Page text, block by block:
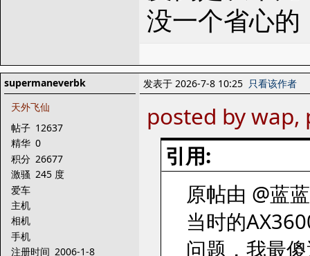
没一个省心
supermaneverbk
天外飞仙
帖子 12637
精华 0
积分 26677
激骚 245 度
爱车
主机
相机
手机
注册时间 2006-1-8
发表于 2026-7-8 10:25 只看该作者
posted by
引用:
原帖由 @蓝
当时的
问题，我最